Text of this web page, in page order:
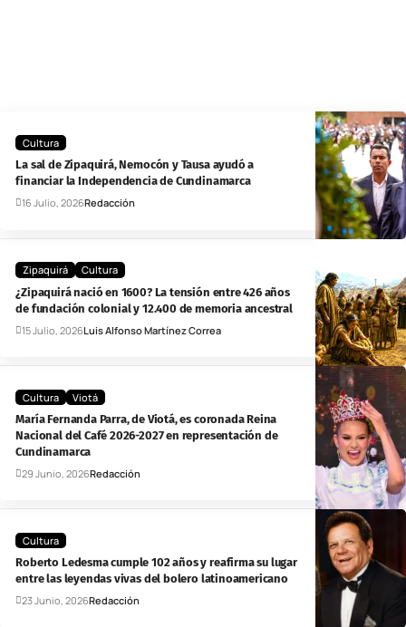
Cultura
La sal de Zipaquirá, Nemocón y Tausa ayudó a
financiar la Independencia de Cundinamarca
16 Julio, 2026Redacción
Zipaquirá
Cultura
¿Zipaquirá nació en 1600? La tensión entre 426 años
de fundación colonial y 12.400 de memoria ancestral
15 Julio, 2026Luis Alfonso Martínez Correa
Cultura
Viotá
María Fernanda Parra, de Viotá, es coronada Reina
Nacional del Café 2026-2027 en representación de
Cundinamarca
29 Junio, 2026Redacción
Cultura
Roberto Ledesma cumple 102 años y reafirma su lugar
entre las leyendas vivas del bolero latinoamericano
23 Junio, 2026Redacción